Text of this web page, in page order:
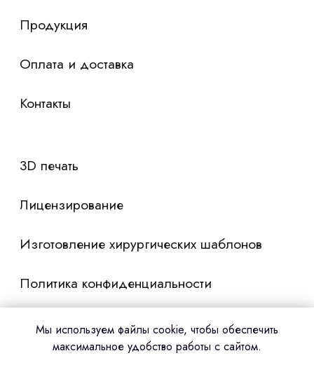
Мы используем файлы cookie, чтобы обеспечить
максимальное удобство работы с сайтом.